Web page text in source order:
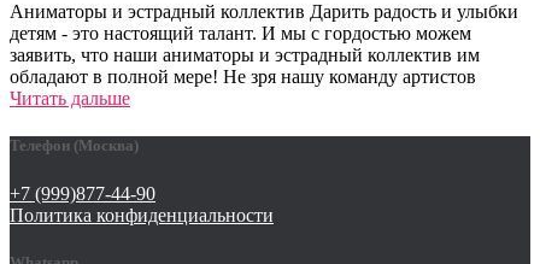
Аниматоры и эстрадный коллектив Дарить радость и улыбки
детям - это настоящий талант. И мы с гордостью можем
заявить, что наши аниматоры и эстрадный коллектив им
обладают в полной мере! Не зря нашу команду артистов
Читать дальше
Телефон (Москва)
+7 (999)877-44-90
Политика конфиденциальности